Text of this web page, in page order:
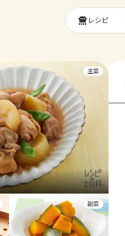
レシピ
主菜
副菜